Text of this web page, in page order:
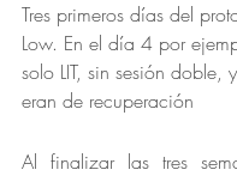
Tres primeros días del
Low. En el día 4 por
solo LIT, sin sesión doble,
eran de recuperación
Al finalizar las tres